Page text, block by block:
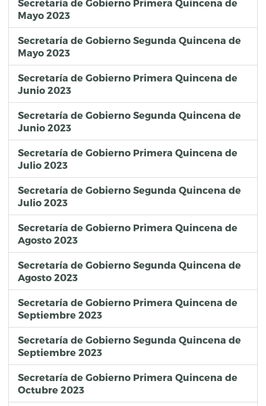
Secretaría de Gobierno Primera Quincena de
Mayo 2023
Secretaría de Gobierno Segunda Quincena de
Mayo 2023
Secretaría de Gobierno Primera Quincena de
Junio 2023
Secretaría de Gobierno Segunda Quincena de
Junio 2023
Secretaría de Gobierno Primera Quincena de
Julio 2023
Secretaría de Gobierno Segunda Quincena de
Julio 2023
Secretaría de Gobierno Primera Quincena de
Agosto 2023
Secretaría de Gobierno Segunda Quincena de
Agosto 2023
Secretaría de Gobierno Primera Quincena de
Septiembre 2023
Secretaría de Gobierno Segunda Quincena de
Septiembre 2023
Secretaría de Gobierno Primera Quincena de
Octubre 2023